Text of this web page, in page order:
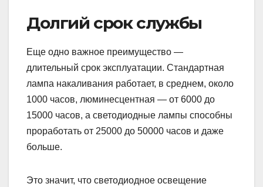
Долгий срок службы
Еще одно важное преимущество —
длительный срок эксплуатации. Стандартная
лампа накаливания работает, в среднем, около
1000 часов, люминесцентная — от 6000 до
15000 часов, а светодиодные лампы способны
проработать от 25000 до 50000 часов и даже
больше.
Это значит, что светодиодное освещение